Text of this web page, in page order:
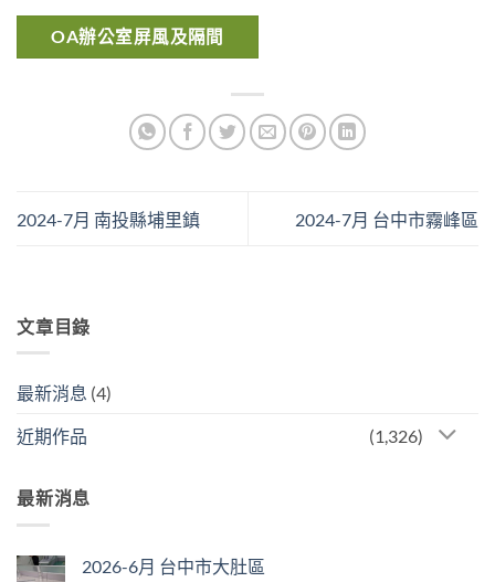
文章目錄
最新消息 (4)
近期作品 (1,326)
最新消息
2026-6月 台中市大肚區
OA辦公室屏風及隔間
2024-7月 南投縣埔里鎮 2024-7月 台中市霧峰區